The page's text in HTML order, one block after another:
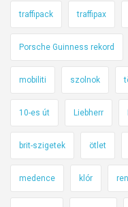
traffipack traffipax
Porsche Guinness rekord
mobiliti szolnok
10-es út Liebherr
brit-szigetek ötlet
medence klór